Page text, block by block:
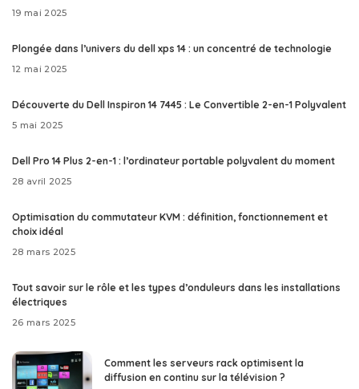
19 mai 2025
Plongée dans l’univers du dell xps 14 : un concentré de technologie
12 mai 2025
Découverte du Dell Inspiron 14 7445 : Le Convertible 2-en-1 Polyvalent
5 mai 2025
Dell Pro 14 Plus 2-en-1 : l’ordinateur portable polyvalent du moment
28 avril 2025
Optimisation du commutateur KVM : définition, fonctionnement et
choix idéal
28 mars 2025
Tout savoir sur le rôle et les types d’onduleurs dans les installations
électriques
26 mars 2025
Comment les serveurs rack optimisent la
diffusion en continu sur la télévision ?